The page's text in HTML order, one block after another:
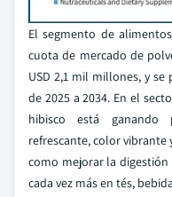
El segmento de
cuota de mercado de
USD 2,1 mil millones, y se
de 2025 a 2034. En el
hibisco está
refrescante, color vibrante
como mejorar la
cada vez más en tés,